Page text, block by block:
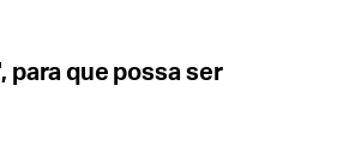
para que possa ser